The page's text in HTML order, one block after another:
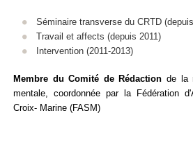
Séminaire transverse du CRTD
Travail et affects (depuis 2011)
Intervention (2011-2013)
Membre du Comité de Rédaction de la
mentale, coordonnée par la Fédération
Croix- Marine (FASM)